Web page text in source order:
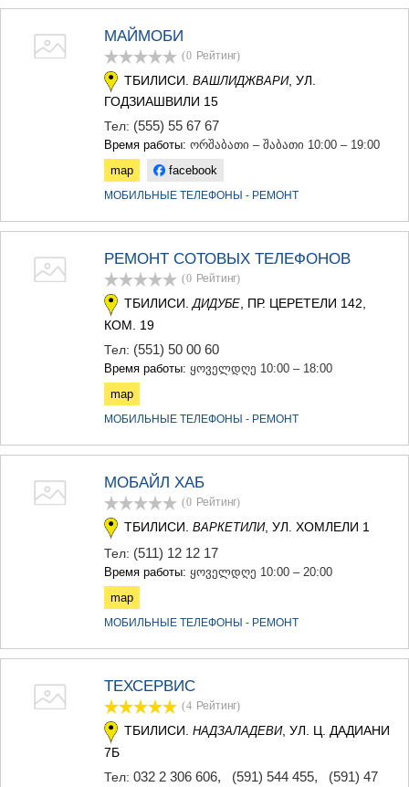
МАРТВИЛИ
МЕСТИА
ЦАЛЕНДЖИХА
САМЦХЕ-ДЖАВАХЕТИ
АДИГЕНИ
АХАЛКАЛАКИ
АХАЛЦИХЕ
НИНОЦМИНДА
АБАСТУМАНИ
КВЕМО КАРТЛИ
ДМАНИСИ
МАРНЕУЛИ
РУСТАВИ
МАЙМОБИ
(0 Рейтинг)
ТБИЛИСИ. ВАШЛИДЖВАРИ, УЛ.
ГОДЗИАШВИЛИ 15
Тел: (555) 55 67 67
Время работы: ორშაბათი – შაბათი 10:00 – 19:00
map
facebook
МОБИЛЬНЫЕ ТЕЛЕФОНЫ - РЕМОНТ
РЕМОНТ СОТОВЫХ ТЕЛЕФОНОВ
(0 Рейтинг)
ТБИЛИСИ.ДИДУБЕ, ПР. ЦЕРЕТЕЛИ 142,
КОМ. 19
Тел: (551) 50 00 60
Время работы: ყოველდღე 10:00 – 18:00
map
МОБИЛЬНЫЕ ТЕЛЕФОНЫ - РЕМОНТ
МОБАЙЛ ХАБ
(0 Рейтинг)
ТБИЛИСИ. ВАРКЕТИЛИ, УЛ. ХОМЛЕЛИ 1
Тел: (511) 12 12 17
Время работы: ყოველდღე 10:00 – 20:00
map
МОБИЛЬНЫЕ ТЕЛЕФОНЫ - РЕМОНТ
ТЕХСЕРВИС
(4 Рейтинг)
ТБИЛИСИ. НАДЗАЛАДЕВИ, УЛ. Ц. ДАДИАНИ
7Б
Тел: 032 2 306 606, (591) 544 455, (591) 47